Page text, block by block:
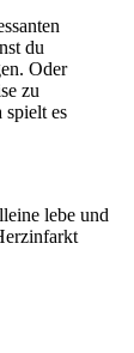
du
Oder
zu
spielt es
lebe und